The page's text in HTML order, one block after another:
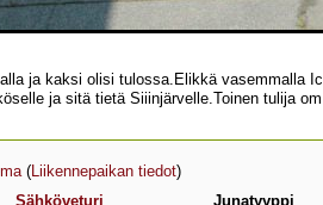
ja kaksi olisi tulossa.Elikkä vasemmalla
ja sitä tietä Siiinjärvelle.Toinen tulija
(Liikennepaikan tiedot)
Sähköveturi Junatyyppi